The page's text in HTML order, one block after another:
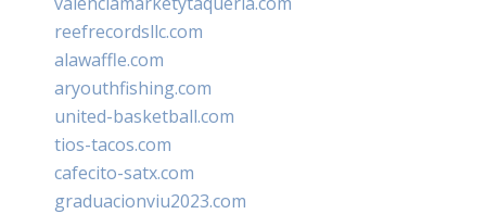
reefrecordsllc.com
alawaffle.com
aryouthfishing.com
united-basketball.com
tios-tacos.com
cafecito-satx.com
graduacionviu2023.com